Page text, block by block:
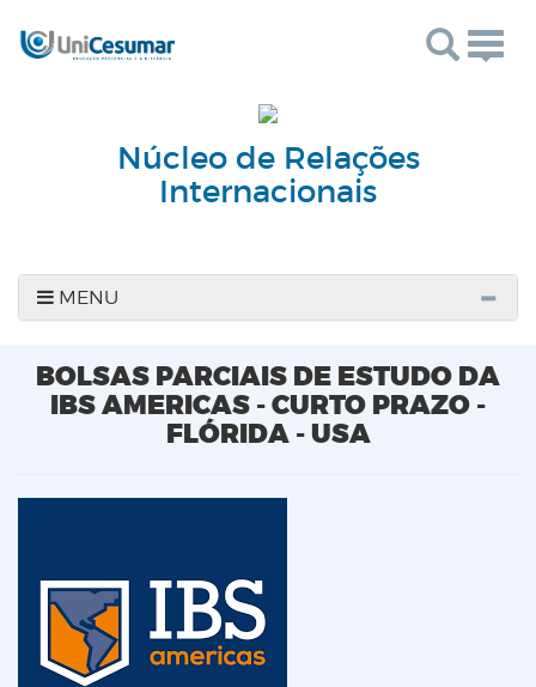
Núcleo de Relações
Internacionais
MENU
BOLSAS PARCIAIS DE ESTUDO DA
IBS AMERICAS - CURTO PRAZO -
FLÓRIDA - USA